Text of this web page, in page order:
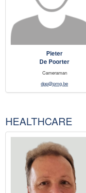
Pieter
De Poorter
Cameraman
dpp@pmg.be
HEALTHCARE